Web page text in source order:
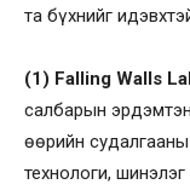
та бүхнийг
(1) Falling Walls
салбарын
өөрийн
технологи,